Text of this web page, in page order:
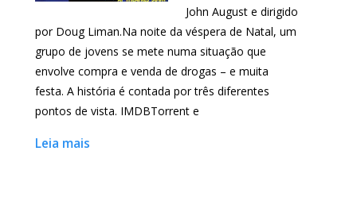
John August e dirigido
por Doug Liman.Na noite da véspera de Natal, um
grupo de jovens se mete numa situação que
envolve compra e venda de drogas – e muita
festa. A história é contada por três diferentes
pontos de vista. IMDBTorrent e
Leia mais